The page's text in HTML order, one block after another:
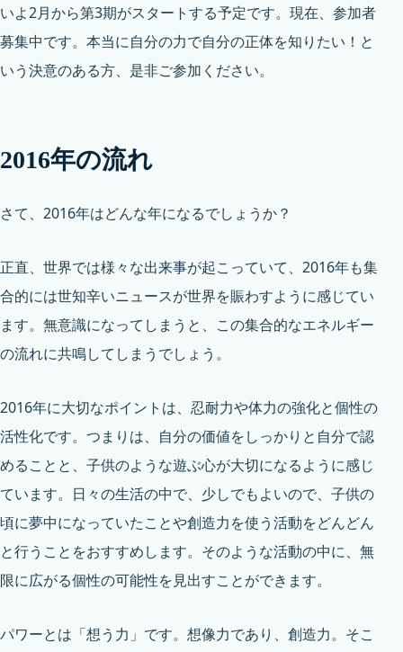
いよ2月から第3期がスタートする予定です。現在、参加者
募集中です。本当に自分の力で自分の正体を知りたい！と
いう決意のある方、是非ご参加ください。
2016年の流れ
さて、2016年はどんな年になるでしょうか？
正直、世界では様々な出来事が起こっていて、2016年も集
合的には世知辛いニュースが世界を賑わすように感じてい
ます。無意識になってしまうと、この集合的なエネルギー
の流れに共鳴してしまうでしょう。
2016年に大切なポイントは、忍耐力や体力の強化と個性の
活性化です。つまりは、自分の価値をしっかりと自分で認
めることと、子供のような遊ぶ心が大切になるように感じ
ています。日々の生活の中で、少しでもよいので、子供の
頃に夢中になっていたことや創造力を使う活動をどんどん
と行うことをおすすめします。そのような活動の中に、無
限に広がる個性の可能性を見出すことができます。
パワーとは「想う力」です。想像力であり、創造力。そこ